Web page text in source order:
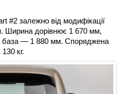
#2 залежно від модифікації
Ширина дорівнює 1 670 мм,
база — 1 880 мм. Споряджена
кг.